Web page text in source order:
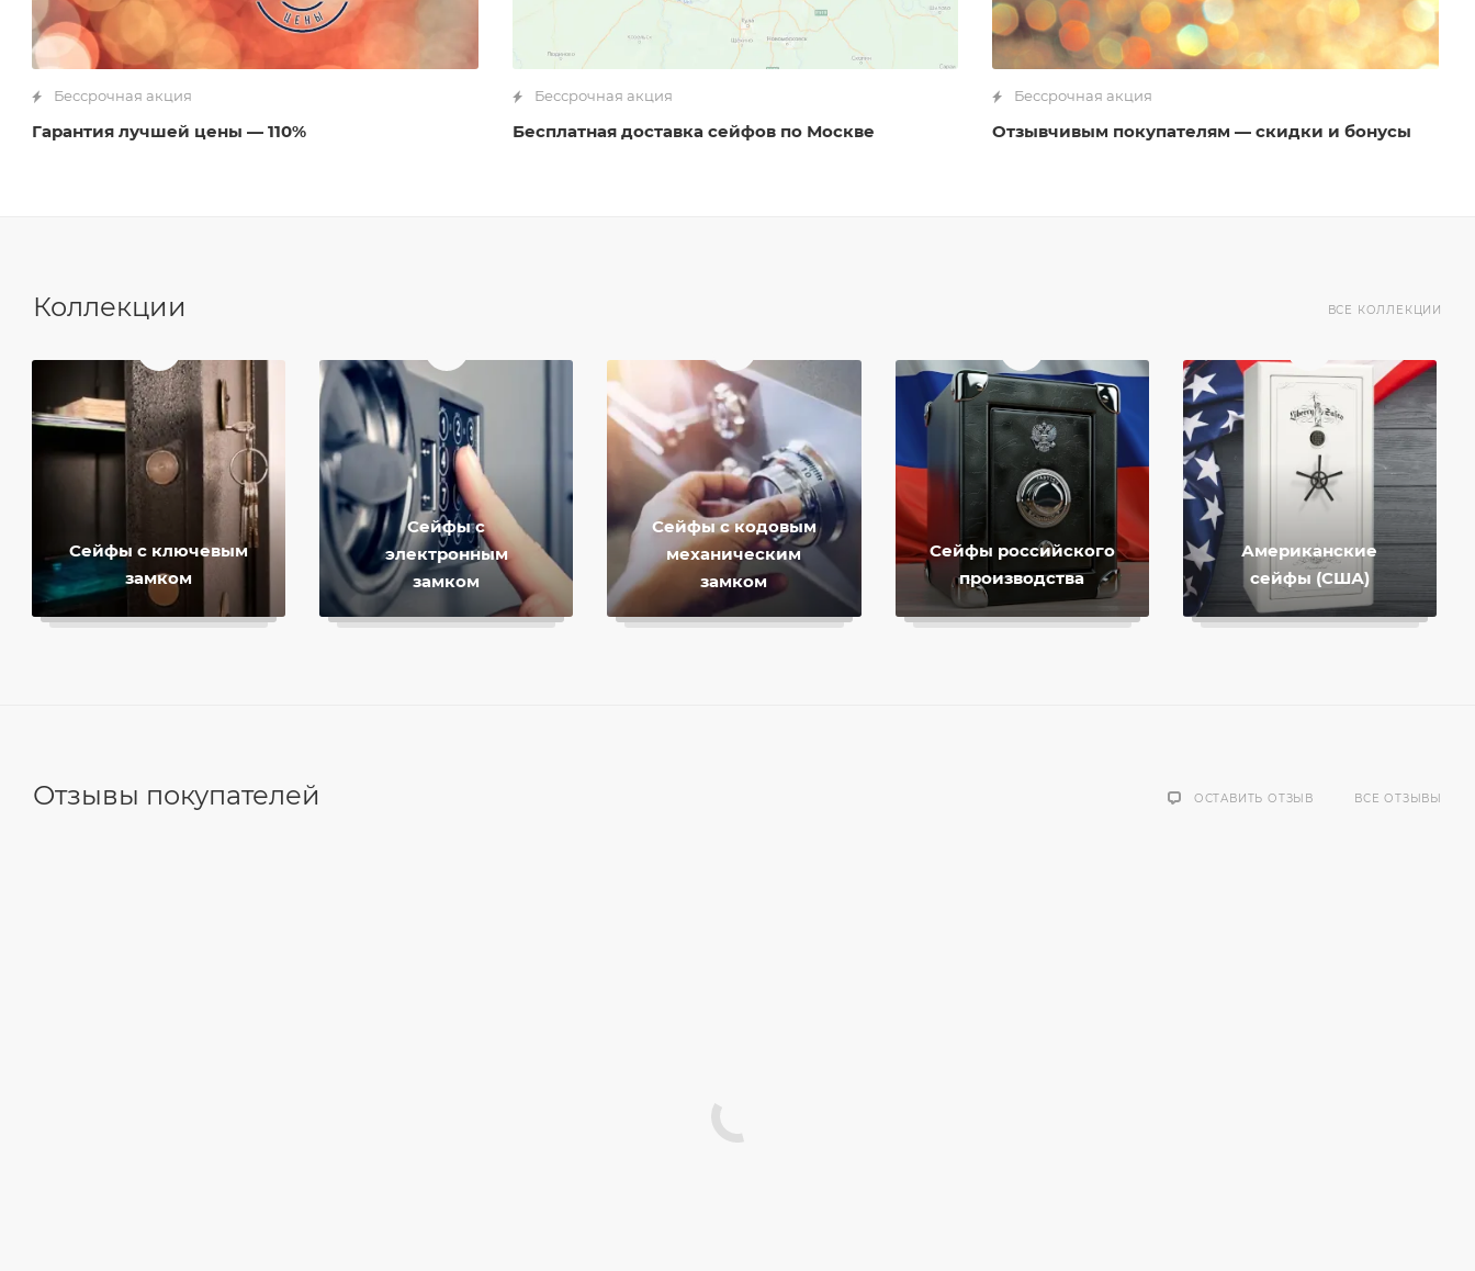
Бессрочная акция
Гарантия лучшей цены — 110%
Бессрочная акция
Бесплатная доставка сейфов по Москве
Бессрочная акция
Отзывчивым покупателям — скидки и бонусы
Коллекции ВСЕ КОЛЛЕКЦИИ
Сейфы с ключевым
замком
Сейфы с
электронным
замком
Сейфы с кодовым
механическим
замком
Сейфы российского
производства
Американские
сейфы (США)
Отзывы покупателей ВСЕ ОТЗЫВЫ
ОСТАВИТЬ ОТЗЫВ